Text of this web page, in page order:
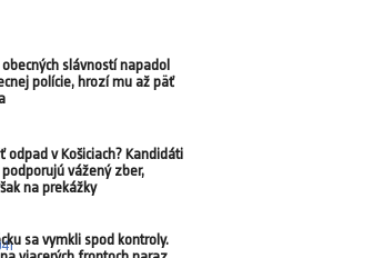
slávností napadol
polície, hrozí mu až päť
odpad v Košiciach? Kandidáti
vážený zber,
na prekážky
sa vymkli spod kontroly.